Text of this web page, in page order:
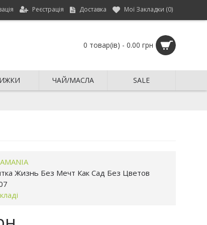
Реєстрація Доставка Мої Закладки (0)
0 товар(ів) - 0.00 грн
ЧАЙ/МАСЛА SALE
Жизнь Без Мечт Как Сад Без Цветов